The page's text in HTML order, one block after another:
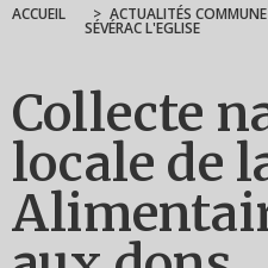
ACCUEIL > ACTUALITÉS
SÉVÉRAC L'EGLISE
Collecte
locale de